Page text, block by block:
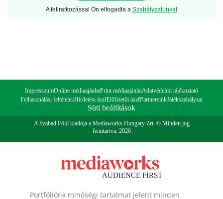
A feliratkozással Ön elfogadta a Szabályzatunkat
ImpresszumOnline médiaajánlatPrint médiaajánlatAdatvédelmi tájékoztató
Felhasználási feltételekHirdetési ászfElőfizetői ászfPartnereinkJátékszabályzat
Süti beállítások
A Szabad Föld kiadója a Mediaworks Hungary Zrt. © Minden jog
fenntartva. 2026
Portfóliónk minőségi tartalmat jelent minden